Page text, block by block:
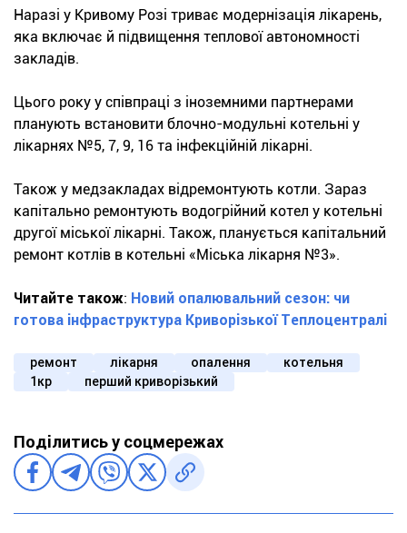
Наразі у Кривому Розі триває модернізація лікарень,
яка включає й підвищення теплової автономності
закладів.
Цього року у співпраці з іноземними партнерами
планують встановити блочно-модульні котельні у
лікарнях №5, 7, 9, 16 та інфекційній лікарні.
Також у медзакладах відремонтують котли. Зараз
капітально ремонтують водогрійний котел у котельні
другої міської лікарні. Також, планується капітальний
ремонт котлів в котельні «Міська лікарня №3».
Читайте також: Новий опалювальний сезон: чи
готова інфраструктура Криворізької Теплоцентралі
ремонт лікарня опалення
котельня
1кр
перший криворізький
Поділитись у соцмережах